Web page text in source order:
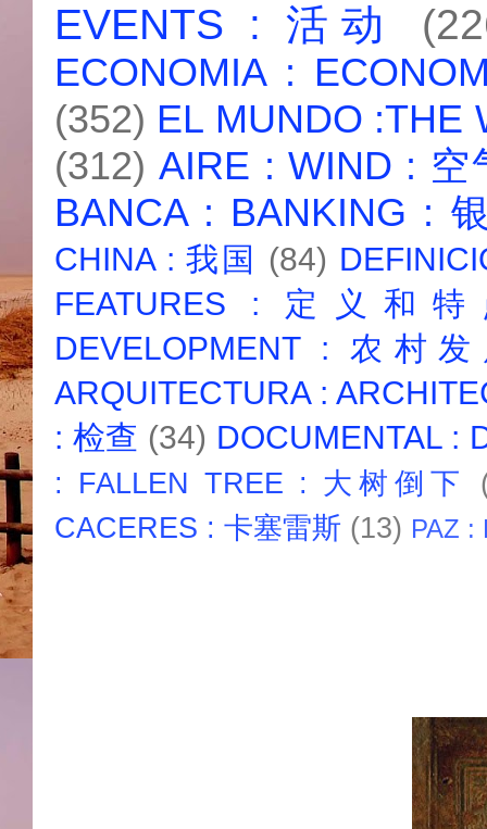
EVENTS : 活动
ECONOMIA :
(352) EL MUNDO :THE
(312) AIRE : WIND : 空
BANCA : BANKING :
CHINA : 我国 (84)
FEATURES : 定义和
DEVELOPMENT : 农村
ARQUITECTURA :
: 检查 (34) DOCUMENTAL :
: FALLEN TREE : 大树倒下
CACERES : 卡塞雷斯 (13) PAZ :